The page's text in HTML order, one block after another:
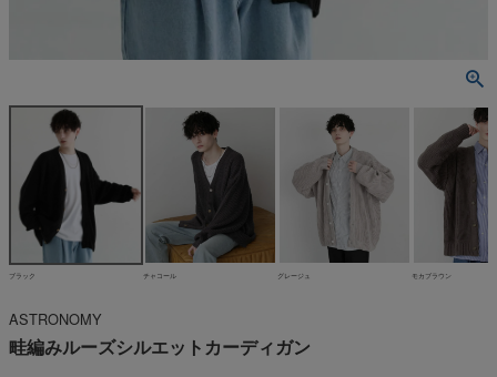
ブラック チャコール グレージュ モカブラウン
ASTRONOMY
畦編みルーズシルエットカーディガン